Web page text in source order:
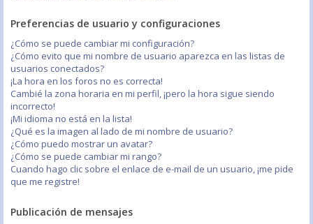
Preferencias de usuario y configuraciones
¿Cómo se puede cambiar mi configuración?
¿Cómo evito que mi nombre de usuario aparezca en las listas de
usuarios conectados?
¡La hora en los foros no es correcta!
Cambié la zona horaria en mi perfil, ¡pero la hora sigue siendo
incorrecto!
¡Mi idioma no está en la lista!
¿Qué es la imagen al lado de mi nombre de usuario?
¿Cómo puedo mostrar un avatar?
¿Cómo se puede cambiar mi rango?
Cuando hago clic sobre el enlace de e-mail de un usuario, ¡me pide
que me registre!
Publicación de mensajes